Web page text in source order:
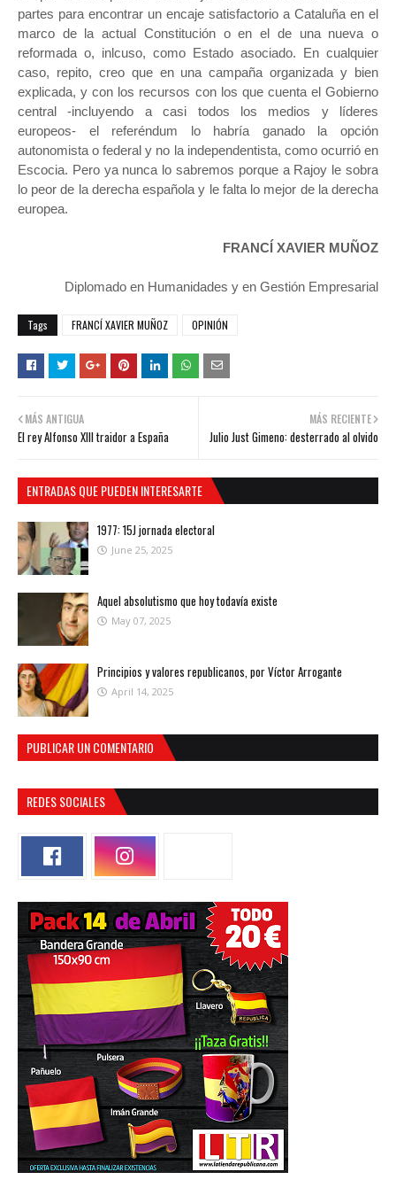
partes para encontrar un encaje satisfactorio a Cataluña en el
marco de la actual Constitución o en el de una nueva o
reformada o, inlcuso, como Estado asociado. En cualquier
caso, repito, creo que en una campaña organizada y bien
explicada, y con los recursos con los que cuenta el Gobierno
central -incluyendo a casi todos los medios y líderes
europeos- el referéndum lo habría ganado la opción
autonomista o federal y no la independentista, como ocurrió en
Escocia. Pero ya nunca lo sabremos porque a Rajoy le sobra
lo peor de la derecha española y le falta lo mejor de la derecha
europea.
FRANCÍ XAVIER MUÑOZ
Diplomado en Humanidades y en Gestión Empresarial
Tags FRANCÍ XAVIER MUÑOZ OPINIÓN
MÁS RECIENTE
Julio Just Gimeno: desterrado al olvido
MÁS ANTIGUA
El rey Alfonso XIII traidor a España
ENTRADAS QUE PUEDEN INTERESARTE
1977: 15J jornada electoral
June 25, 2025
Aquel absolutismo que hoy todavía existe
May 07, 2025
Principios y valores republicanos, por Víctor Arrogante
April 14, 2025
PUBLICAR UN COMENTARIO
REDES SOCIALES